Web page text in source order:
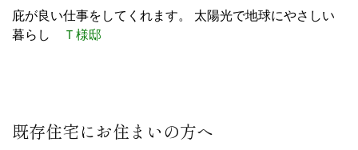
庇が良い仕事をしてくれます。 太陽光で地球にやさしい
暮らし
Ｔ様邸
既存住宅にお住まいの方へ